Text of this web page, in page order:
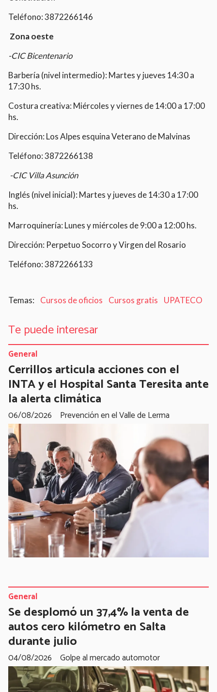
Teléfono: 3872266146
Zona oeste
-CIC Bicentenario
Barbería (nivel intermedio): Martes y jueves 14:30 a
17:30 hs.
Costura creativa: Miércoles y viernes de 14:00 a 17:00
hs.
Dirección: Los Alpes esquina Veterano de Malvinas
Teléfono: 3872266138
-CIC Villa Asunción
Inglés (nivel inicial): Martes y jueves de 14:30 a 17:00
hs.
Marroquinería: Lunes y miércoles de 9:00 a 12:00 hs.
Dirección: Perpetuo Socorro y Virgen del Rosario
Teléfono: 3872266133
Cursos de oficios Cursos gratis UPATECO
Te puede interesar
Cerrillos articula acciones con el
INTA y el Hospital Santa Teresita ante
la alerta climática
Prevención en el Valle de Lerma
General
06/08/2026
Se desplomó un 37,4% la venta de
autos cero kilómetro en Salta
durante julio
Golpe al mercado automotor
General
04/08/2026